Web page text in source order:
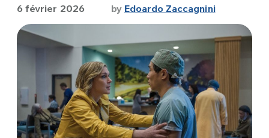
6 février 2026 by Edoardo Zaccagnini